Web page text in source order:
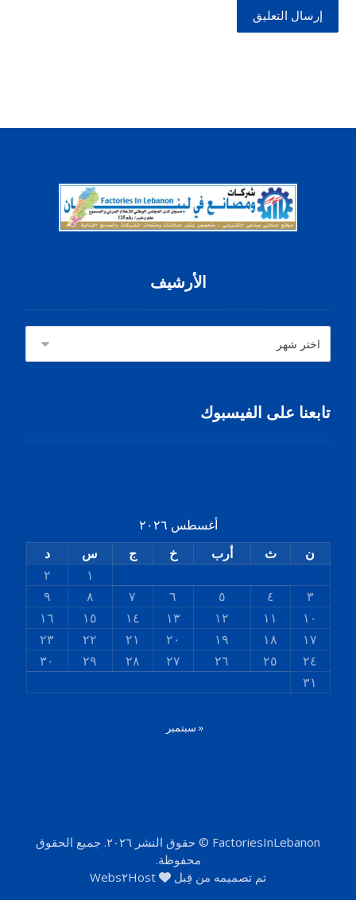
إرسال التعليق
الأرشيف
تابعنا على الفيسبوك
أغسطس ٢٠٢٦
ن
ث أرب خ ج س
د
١
٢
٣
٤ ٥ ٦ ٧ ٨
٩
١٠
١١ ١٢ ١٣ ١٤ ١٥
١٦
١٧
١٨ ١٩ ٢٠ ٢١ ٢٢
٢٣
٢٤
٢٥ ٢٦ ٢٧ ٢٨ ٢٩
٣٠
٣١
« سبتمبر
FactoriesInLebanon © حقوق النشر ٢٠٢٦. جميع الحقوق
محفوظة.
تم تصميمه من قِبل
Webs٢Host